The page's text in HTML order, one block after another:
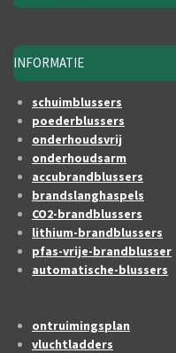
INFORMATIE
schuimblussers
poederblussers
onderhoudsvrij
onderhoudsarm
accubrandblussers
brandslanghaspels
CO2-brandblussers
lithium-brandblussers
pfas-vrije-brandblusser
automatische-blussers
ontruimingsplan
vluchtladders